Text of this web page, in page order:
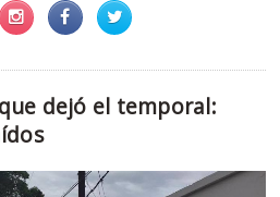
dejó el temporal: